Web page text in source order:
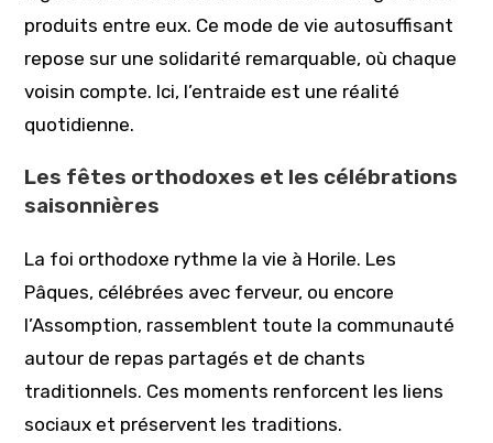
produits entre eux. Ce mode de vie autosuffisant
repose sur une solidarité remarquable, où chaque
voisin compte. Ici, l’entraide est une réalité
quotidienne.
Les fêtes orthodoxes et les célébrations
saisonnières
La foi orthodoxe rythme la vie à Horile. Les
Pâques, célébrées avec ferveur, ou encore
l’Assomption, rassemblent toute la communauté
autour de repas partagés et de chants
traditionnels. Ces moments renforcent les liens
sociaux et préservent les traditions.